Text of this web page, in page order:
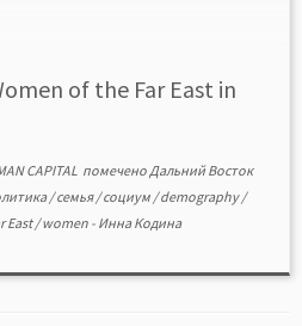
of the Far East in
CAPITAL помеченоДальний Восток
/семья/социум /demography/
East/women - Инна Кодина